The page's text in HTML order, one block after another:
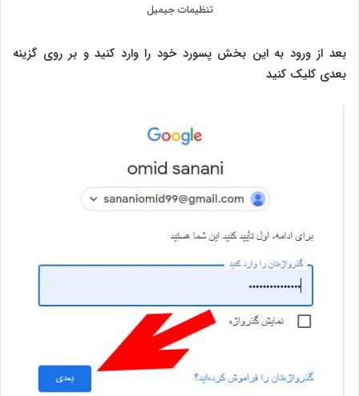
تنظیمات جیمیل
بعد از ورود به این بخش پسورد خود را وارد کنید و بر روی گزینه
بعدی کلیک کنید